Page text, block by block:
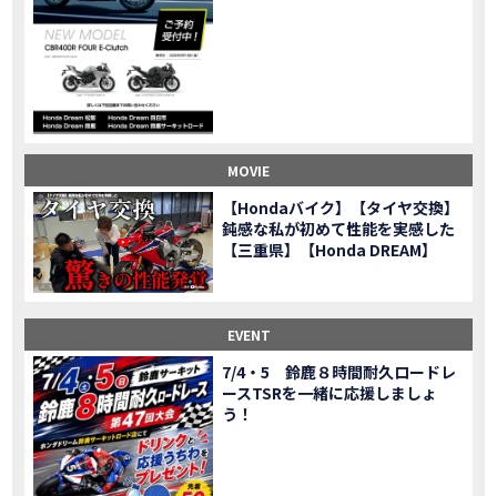
MOVIE CL500売却！X-ADVオーナーの素直な理由。〇〇で納得の買取してもらいました|Honda X-ADV
MOVIE 【梅本まどかさんコラボ】CIVIC TYPE R♪スタッフオススメの鈴鹿ドライブへ！【後編】
MOVIE 憧れの大型バイク試乗！4輪走行は驚きの…【Honda GoldWing AfricaTwin】試乗会in鈴鹿ツインサーキット
【鈴鹿ツインサーキット】バイク＆クルマ夢のコラボイベント！「HCM２＆４サーキットフェス」レポ
MOVIE 全員初対面！バイク女子6人がツーリング行ったらwww
バイク女子6人でツーリング行った結果ww！後編
MOVIE 温泉1泊。いつもソロの女性ライダー、大人のマスツーリングへついていった【三重〜長野•茶臼山高原経由】Honda CL500
MOVIE 【梅本まどかさんコラボ】CIVIC TYPE R♪ スタッフオススメの鈴鹿ドライブへ！【前編】
MOVIE ＨＣＭ２＆４サーキットフェス2023 紹介動画②
MOVIE ＨＣＭ２＆４サーキットフェス2023 紹介動画①
Honda Dream 四日市のご紹介
MOVIE Honda Dream 鈴鹿のご紹介
MOVIE
Honda Dream 松阪のご紹介
２月１２日 牡蠣ツーリングフォトギャラリー
EVENT 第6回オフロードスクールフォトギャラリー
EVENT Honda Dream鈴鹿・松阪・四日市 ３店舗合同周年祭フォトギャラリー
MOVIE
【Hondaバイク】【タイヤ交換】
鈍感な私が初めて性能を実感した
【三重県】【Honda DREAM】
EVENT
7/4・5 鈴鹿８時間耐久ロードレ
ースTSRを一緒に応援しましょ
う！